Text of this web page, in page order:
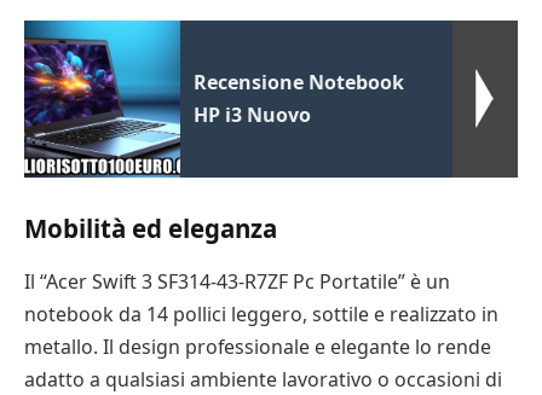
Recensione Notebook
HP i3 Nuovo
Mobilità ed eleganza
Il “Acer Swift 3 SF314-43-R7ZF Pc Portatile” è un
notebook da 14 pollici leggero, sottile e realizzato in
metallo. Il design professionale e elegante lo rende
adatto a qualsiasi ambiente lavorativo o occasioni di